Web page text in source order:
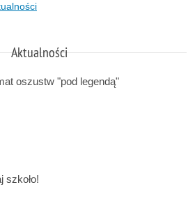
Aktualności
oszustw "pod legendą"
szkoło!